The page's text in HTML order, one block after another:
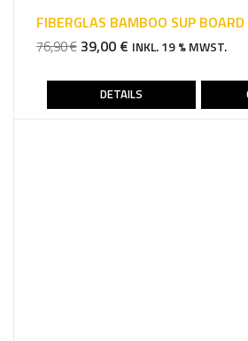
FIBERGLAS BAMBOO SUP
76,90€ URSPRÜNGLICHER
WAR:
76,90 €
39,00 € AKTUELLER
IST:
39,00 €.
INKL. 19 % MWST.
DETAILS